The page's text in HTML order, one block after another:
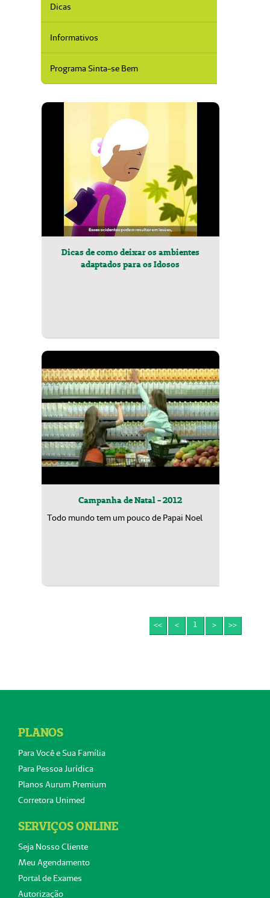
Dicas
Informativos
Programa Sinta-se Bem
Dicas de como deixar os ambientes
adaptados para os Idosos
Campanha de Natal - 2012
Todo mundo tem um pouco de Papai Noel
<< < 1 > >>
PLANOS
Para Você e Sua Família
Para Pessoa Jurídica
Planos Aurum Premium
Corretora Unimed
SERVIÇOS ONLINE
Seja Nosso Cliente
Meu Agendamento
Portal de Exames
Autorização